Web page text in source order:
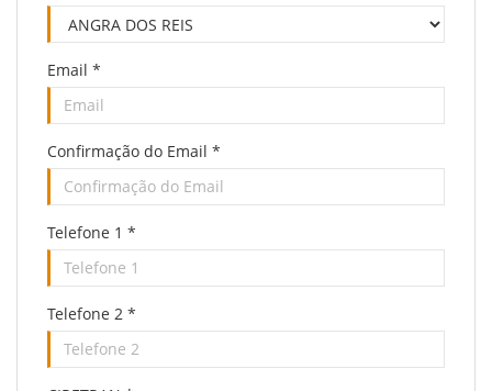
Email *
Confirmação do Email *
Telefone 1 *
Telefone 2 *